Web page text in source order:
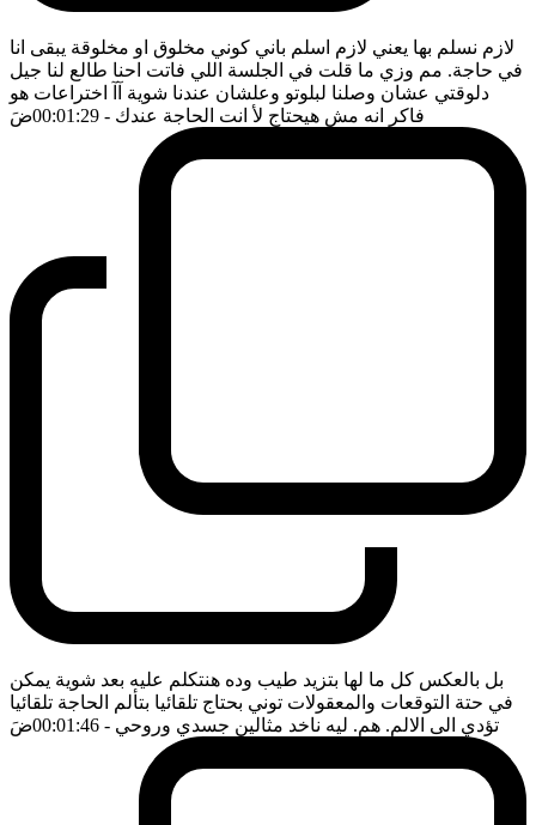
لازم نسلم بها يعني لازم اسلم باني كوني مخلوق او مخلوقة يبقى انا
في حاجة. مم وزي ما قلت في الجلسة اللي فاتت احنا طالع لنا جيل
دلوقتي عشان وصلنا لبلوتو وعلشان عندنا شوية آآ اختراعات هو
فاكر انه مش هيحتاج لأ انت الحاجة عندك - 00:01:29 ضَ
بل بالعكس كل ما لها بتزيد طيب وده هنتكلم عليه بعد شوية يمكن
في حتة التوقعات والمعقولات توني بحتاج تلقائيا بتألم الحاجة تلقائيا
تؤدي الى الالم. هم. ليه ناخد مثالين جسدي وروحي - 00:01:46 ضَ